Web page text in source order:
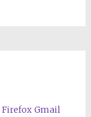
Firefox Gmail